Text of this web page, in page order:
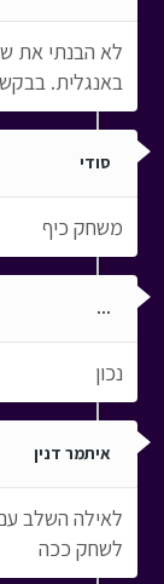
לא הבנתי את
באנגלית.
סודי
משחק כיף
...
נכון
איתמר דנין
לאילה השלב עם
לשחק ככה